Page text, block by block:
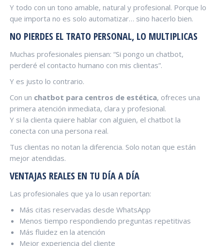
Y todo con un tono amable, natural y profesional. Porque lo
que importa no es solo automatizar… sino hacerlo bien.
NO PIERDES EL TRATO PERSONAL, LO MULTIPLICAS
Muchas profesionales piensan: “Si pongo un chatbot,
perderé el contacto humano con mis clientas”.
Y es justo lo contrario.
Con un chatbot para centros de estética, ofreces una
primera atención inmediata, clara y profesional.
Y si la clienta quiere hablar con alguien, el chatbot la
conecta con una persona real.
Tus clientas no notan la diferencia. Solo notan que están
mejor atendidas.
VENTAJAS REALES EN TU DÍA A DÍA
Las profesionales que ya lo usan reportan:
Más citas reservadas desde WhatsApp
Menos tiempo respondiendo preguntas repetitivas
Más fluidez en la atención
Mejor experiencia del cliente